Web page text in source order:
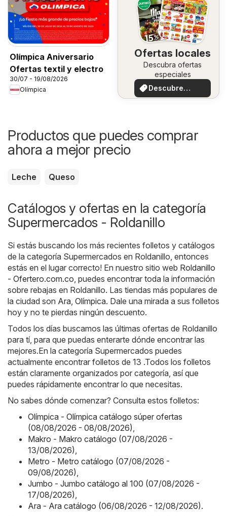
Olímpica Aniversario
Ofertas textil y electro
30/07 - 19/08/2026
Olímpica
Ofertas locales
Descubra ofertas
especiales
Descubre
ofertas
Productos que puedes comprar
ahora a mejor precio
Leche Queso
Catálogos y ofertas en la categoría
Supermercados - Roldanillo
Si estás buscando los más recientes folletos y catálogos
de la categoría Supermercados en Roldanillo, entonces
estás en el lugar correcto! En nuestro sitio web Roldanillo
- Ofertero.com.co , puedes encontrar toda la información
sobre rebajas en Roldanillo. Las tiendas más populares de
la ciudad son Ara Olímpica. Dale una mirada a sus folletos
hoy y no te pierdas ningún descuento.
Todos los días buscamos las últimas ofertas de Roldanillo
para tí, para que puedas enterarte dónde encontrar las
mejores.En la categoría Supermercados puedes
actualmente encontrar folletos de 13 .Todos los folletos
están claramente organizados por categoría, así que
puedes rápidamente encontrar lo que necesitas.
No sabes dónde comenzar? Consulta estos folletos:
Olímpica - Olímpica catálogo súper ofertas
(08/08/2026 - 08/08/2026)
Makro - Makro catálogo (07/08/2026 -
13/08/2026)
Metro - Metro catálogo (07/08/2026 -
09/08/2026)
Jumbo - Jumbo catálogo al 100 (07/08/2026 -
17/08/2026)
Ara - Ara catálogo (06/08/2026 - 12/08/2026).